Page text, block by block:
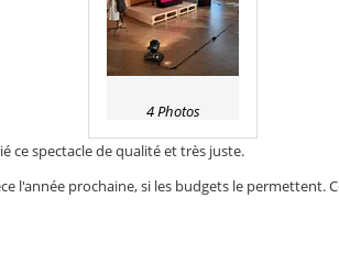
4 Photos
ce spectacle de qualité et très juste.
l'année prochaine, si les budgets le permettent.